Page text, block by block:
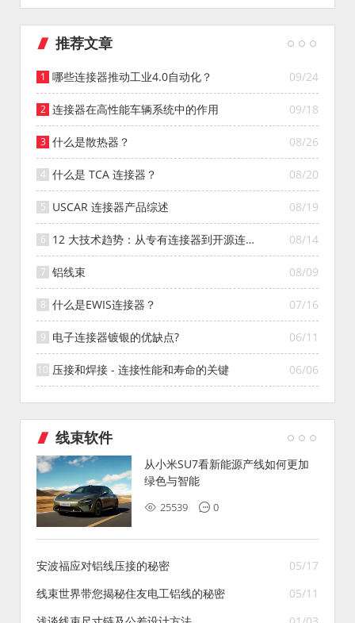
推荐文章
09/24
哪些连接器推动工业4.0自动化？
09/18
连接器在高性能车辆系统中的作用
08/26
什么是散热器？
08/20
什么是 TCA 连接器？
08/19
USCAR 连接器产品综述
08/14
12 大技术趋势：从专有连接器到开源连接
器的演变
08/09
铝线束
07/16
什么是EWIS连接器？
06/11
电子连接器镀银的优缺点?
06/06
压接和焊接 - 连接性能和寿命的关键
线束软件
从小米SU7看新能源产线如何更加
绿色与智能
25539 0
05/17
安波福应对铝线压接的秘密
05/11
线束世界带您揭秘住友电工铝线的秘密